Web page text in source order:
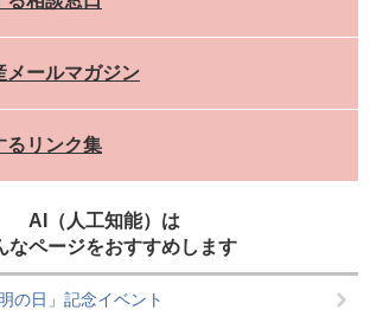
メールマガジン
るリンク集
AI（人工知能）は
なページをおすすめします
の日」記念イベント